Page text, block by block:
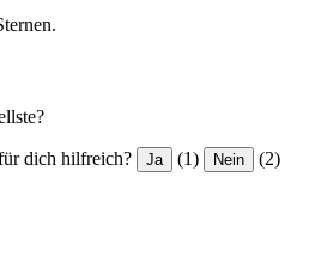
dich hilfreich? Ja (1) Nein (2)